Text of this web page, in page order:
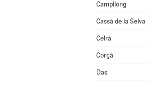
Campllong
Cassà de la Selva
Celrà
Corçà
Das